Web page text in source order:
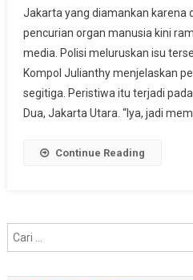
Jakarta yang diamankan karena
pencurian organ manusia kini
media. Polisi meluruskan isu
Kompol Julianthy menjelaskan
segitiga. Peristiwa itu terjadi
Dua, Jakarta Utara. “Iya, jadi
Continue Reading